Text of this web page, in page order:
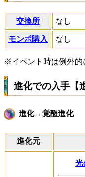
交換所 なし
モンポ購入 なし
※イベント時は例外的
進化での入手【
進化→覚醒進化
進化元
光